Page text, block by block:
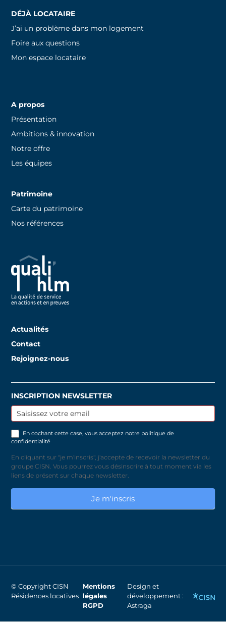
DÉJÀ LOCATAIRE
J’ai un problème dans mon logement
Foire aux questions
Mon espace locataire
A propos
Présentation
Ambitions & innovation
Notre offre
Les équipes
Patrimoine
Carte du patrimoine
Nos références
Actualités
Contact
Rejoignez-nous
Inscription
newsletter
INSCRIPTION NEWSLETTER
En cochant cette case, vous acceptez notre politique de
confidentialité
En cliquant sur "je m'inscris", j'accepte de recevoir la newsletter du
groupe CISN. Vous pourrez vous désinscrire à tout moment via les
liens de présent sur chaque newsletter.
Je m'inscris
© Copyright CISN
Résidences locatives
Mentions
légales
RGPD
Design et
développement :
Astraga